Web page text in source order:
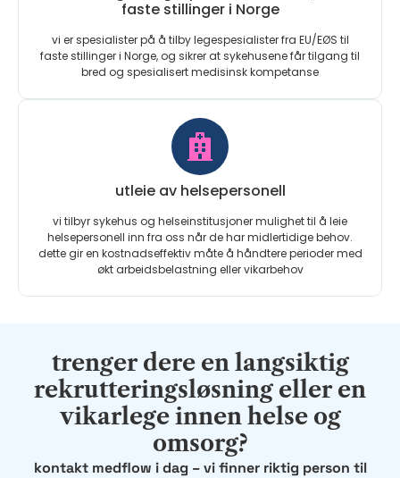
faste stillinger i Norge
vi er spesialister på å tilby legespesialister fra EU/EØS til
faste stillinger i Norge, og sikrer at sykehusene får tilgang til
bred og spesialisert medisinsk kompetanse
utleie av helsepersonell
vi tilbyr sykehus og helseinstitusjoner mulighet til å leie
helsepersonell inn fra oss når de har midlertidige behov.
dette gir en kostnadseffektiv måte å håndtere perioder med
økt arbeidsbelastning eller vikarbehov
trenger dere en langsiktig
rekrutteringsløsning eller en
vikarlege innen helse og
omsorg?
kontakt medflow i dag – vi finner riktig person til